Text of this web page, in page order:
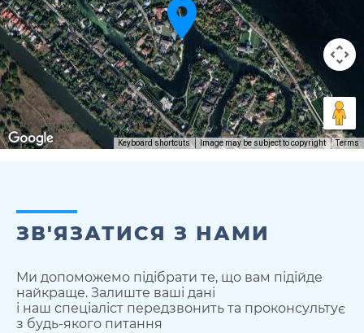
Keyboard shortcuts Image may be subject to copyright Terms
ЗВ'ЯЗАТИСЯ З НАМИ
Ми допоможемо підібрати те, що вам підійде
найкраще. Залиште ваші дані
і наш спеціаліст передзвонить та проконсультує
з будь-якого питання